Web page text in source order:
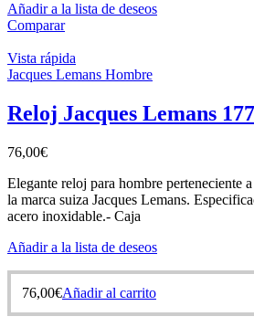
Añadir a la lista de deseos
Comparar
Vista rápida
Jacques Lemans Hombre
Reloj Jacques Lemans
76,00€
Elegante reloj para hombre perteneciente
la marca suiza Jacques Lemans.
acero inoxidable.- Caja
Añadir a la lista de deseos
76,00€Añadir al carrito